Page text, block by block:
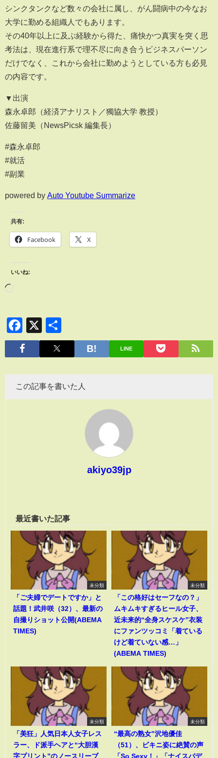
シンクタンクなど数々の会社に属し、がん闘病中の今なお
大学に勤める組織人でもあります。
その40年以上に及ぶ経験から得た、痛快かつ真実を突く思
考法は、現在進行系で理不尽に向き合うビジネスパーソン
だけでなく、これから会社に勤めようとしている方も必見
の内容です。
▼出演
森永卓郎（経済アナリスト／獨協大学 教授）
佐藤留美（NewsPicsk 編集長）
#森永卓郎
#就活
#副業
powered by Auto Youtube Summarize
共有:
Facebook X
いいね:
Facebook
X
有
LINE
この記事を書いた人
akiyo39jp
最近書いた記事
未分類
「ご夫婦でデートですか」と
話題！武井咲（32）、最新の
自撮りショット公開(ABEMA
TIMES)
未分類
「この格好はセーフなの？」
ムキムキすぎるヒール女子、
近未来的“全身スケスケ”衣装
にファンツッコミ「着ている
けど着ていない感…」
(ABEMA TIMES)
未分類
「美狂」人気日本人女子レス
ラー、ド派手ヘアと“大胆漢
字プリント”のノースリーブ
未分類
“最高の熟女”沢地優佳
（51）、ビキニ姿に絶賛の声
「So Sexy！」「ナイスバデ